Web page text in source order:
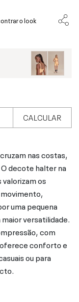
o look
CALCULAR
nas costas,
decote halter na
os
uma pequena
versatilidade.
com
conforto e
ou para